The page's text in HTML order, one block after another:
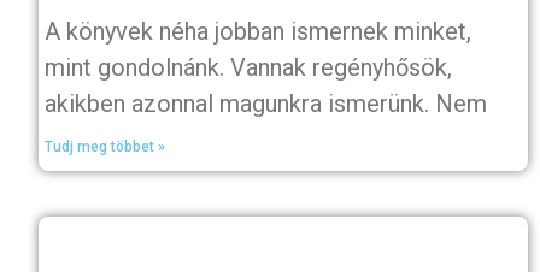
A könyvek néha jobban ismernek minket,
mint gondolnánk. Vannak regényhősök,
akikben azonnal magunkra ismerünk. Nem
Tudj meg többet »